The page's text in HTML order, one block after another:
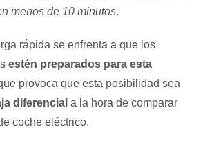
menos de 10 minutos.
rápida se enfrenta a que los
estén preparados para esta
provoca que esta posibilidad sea
diferencial a la hora de comparar
coche eléctrico.